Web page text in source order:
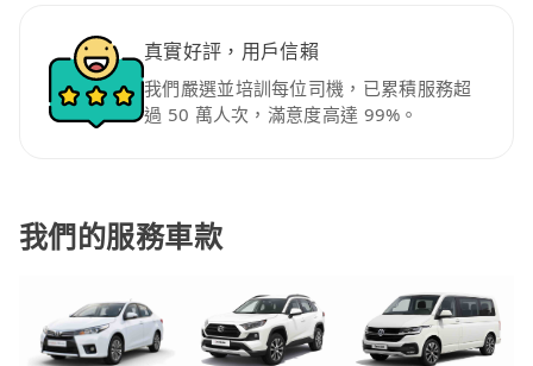
真實好評，用戶信賴
我們嚴選並培訓每位司機，已累積服務超
過 50 萬人次，滿意度高達 99%。
我們的服務車款